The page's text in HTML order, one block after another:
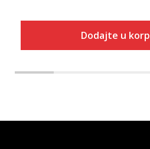
Dodajte u